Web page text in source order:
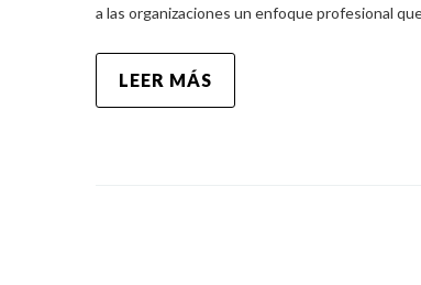
a las organizaciones un enfoque profesional
LEER MÁS